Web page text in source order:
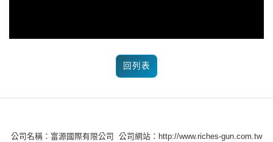
回列表
公司名稱：富源國際有限公司 公司網站：http://www.riches-gun.com.tw